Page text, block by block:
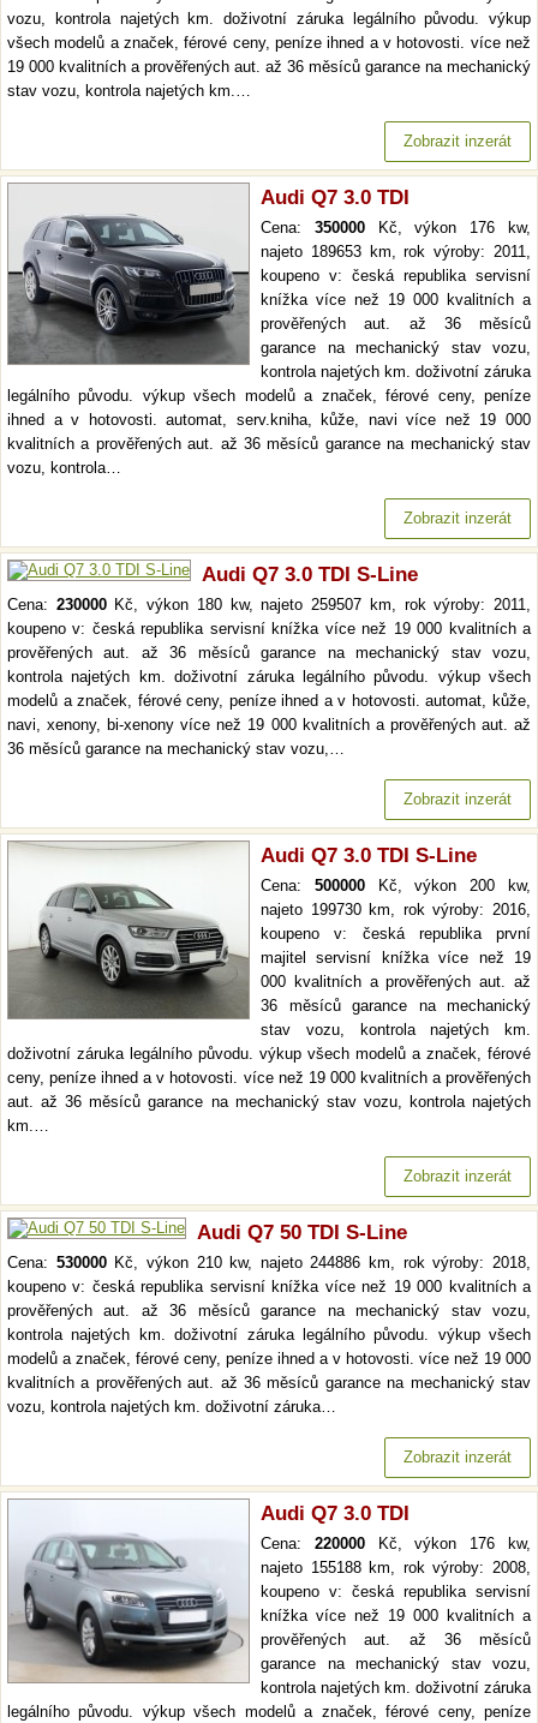
vozu, kontrola najetých km. doživotní záruka legálního původu. výkup
všech modelů a značek, férové ceny, peníze ihned a v hotovosti. více než
19 000 kvalitních a prověřených aut. až 36 měsíců garance na mechanický
stav vozu, kontrola najetých km.…
Zobrazit inzerát
Audi Q7 3.0 TDI
Cena: 350000Kč, výkon 176 kw,
najeto 189653 km, rok výroby: 2011,
koupeno v: česká republika servisní
knížka více než 19 000 kvalitních a
prověřených aut. až 36 měsíců
garance na mechanický stav vozu,
kontrola najetých km. doživotní záruka
legálního původu. výkup všech modelů a značek, férové ceny, peníze
ihned a v hotovosti. automat, serv.kniha, kůže, navi více než 19 000
kvalitních a prověřených aut. až 36 měsíců garance na mechanický stav
vozu, kontrola…
Zobrazit inzerát
Audi Q7 3.0 TDI S-Line
Cena: 230000Kč, výkon 180 kw, najeto 259507 km, rok výroby: 2011,
koupeno v: česká republika servisní knížka více než 19 000 kvalitních a
prověřených aut. až 36 měsíců garance na mechanický stav vozu,
kontrola najetých km. doživotní záruka legálního původu. výkup všech
modelů a značek, férové ceny, peníze ihned a v hotovosti. automat, kůže,
navi, xenony, bi-xenony více než 19 000 kvalitních a prověřených aut. až
36 měsíců garance na mechanický stav vozu,…
Zobrazit inzerát
Audi Q7 3.0 TDI S-Line
Cena: 500000Kč, výkon 200 kw,
najeto 199730 km, rok výroby: 2016,
koupeno v: česká republika první
majitel servisní knížka více než 19
000 kvalitních a prověřených aut. až
36 měsíců garance na mechanický
stav vozu, kontrola najetých km.
doživotní záruka legálního původu. výkup všech modelů a značek, férové
ceny, peníze ihned a v hotovosti. více než 19 000 kvalitních a prověřených
aut. až 36 měsíců garance na mechanický stav vozu, kontrola najetých
km.…
Zobrazit inzerát
Audi Q7 50 TDI S-Line
Cena: 530000Kč, výkon 210 kw, najeto 244886 km, rok výroby: 2018,
koupeno v: česká republika servisní knížka více než 19 000 kvalitních a
prověřených aut. až 36 měsíců garance na mechanický stav vozu,
kontrola najetých km. doživotní záruka legálního původu. výkup všech
modelů a značek, férové ceny, peníze ihned a v hotovosti. více než 19 000
kvalitních a prověřených aut. až 36 měsíců garance na mechanický stav
vozu, kontrola najetých km. doživotní záruka…
Zobrazit inzerát
Audi Q7 3.0 TDI
Cena: 220000Kč, výkon 176 kw,
najeto 155188 km, rok výroby: 2008,
koupeno v: česká republika servisní
knížka více než 19 000 kvalitních a
prověřených aut. až 36 měsíců
garance na mechanický stav vozu,
kontrola najetých km. doživotní záruka
legálního původu. výkup všech modelů a značek, férové ceny, peníze